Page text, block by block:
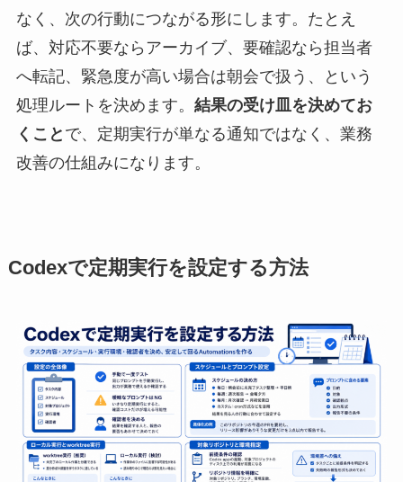
なく、次の行動につながる形にします。たとえ
ば、対応不要ならアーカイブ、要確認なら担当者
へ転記、緊急度が高い場合は朝会で扱う、という
処理ルートを決めます。 結果の受け皿を決めてお
くこと で、定期実行が単なる通知ではなく、業務
改善の仕組みになります。
Codexで定期実行を設定する方法